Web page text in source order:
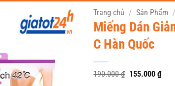
Trang chủ / Sản Phẩm /
Miếng Dán
C Hàn Quốc
190.000₫ Giá
155.000₫Giá
hiện